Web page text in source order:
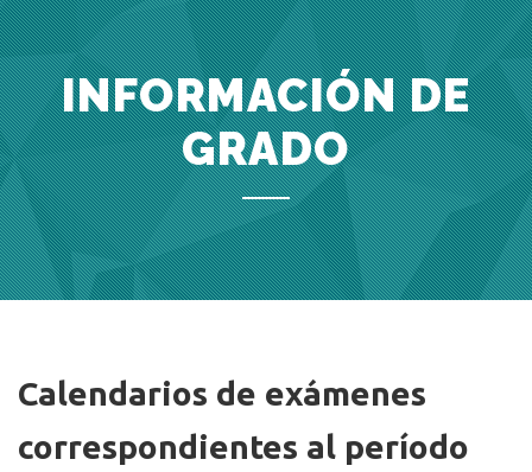
navegación
principal
INFORMACIÓN DE
GRADO
Calendarios de exámenes
correspondientes al período
Imagen/Afiche